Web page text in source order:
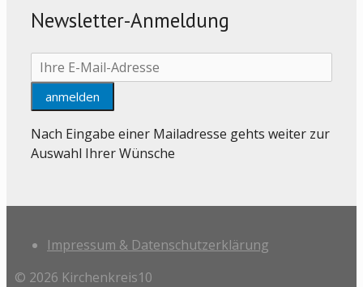
Newsletter-Anmeldung
Nach Eingabe einer Mailadresse gehts weiter zur
Auswahl Ihrer Wünsche
Impressum & Datenschutzerklärung
© 2026 Kirchenkreis10